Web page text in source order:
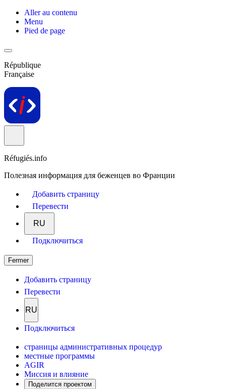
Aller au contenu
Menu
Pied de page
République
Française
Réfugiés.info
Полезная информация для беженцев во Франции
Добавить страницу
Перевести
RU
Подключиться
Fermer
Добавить страницу
Перевести
RU
Подключиться
страницы административных процедур
местные программы
AGIR
Миссия и влияние
Поделится проектом